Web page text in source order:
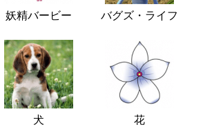
妖精バービー バグズ・ライフ
犬 花